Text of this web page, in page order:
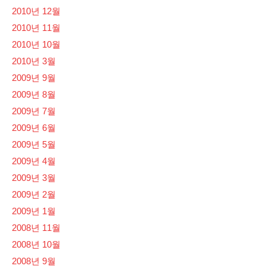
2010년 12월
2010년 11월
2010년 10월
2010년 3월
2009년 9월
2009년 8월
2009년 7월
2009년 6월
2009년 5월
2009년 4월
2009년 3월
2009년 2월
2009년 1월
2008년 11월
2008년 10월
2008년 9월